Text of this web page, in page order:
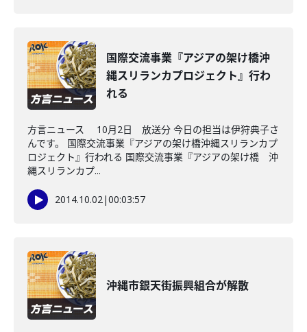
国際交流事業『アジアの架け橋沖
縄スリランカプロジェクト』行わ
れる
方言ニュース 10月2日 放送分 今日の担当は伊狩典子さ
んです。 国際交流事業『アジアの架け橋沖縄スリランカプ
ロジェクト』行われる 国際交流事業『アジアの架け橋 沖
縄スリランカプ...
2014.10.02|00:03:57
沖縄市銀天街振興組合が解散